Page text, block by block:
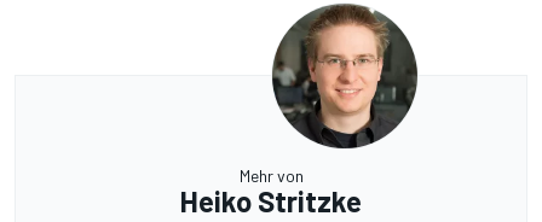
Mehr von
Heiko Stritzke